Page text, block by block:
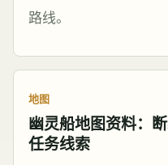
路线。
地图
幽灵船地图资料：
任务线索